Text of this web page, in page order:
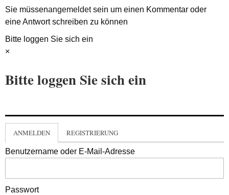
Sie müssenangemeldetsein um einen Kommentar oder
eine Antwort schreiben zu können
Bitte loggen Sie sich ein
×
Bitte loggen Sie sich ein
ANMELDEN REGISTRIERUNG
Benutzername oder E-Mail-Adresse
Passwort